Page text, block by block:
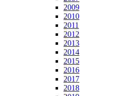
2009
2010
2011
2012
2013
2014
2015
2016
2017
2018